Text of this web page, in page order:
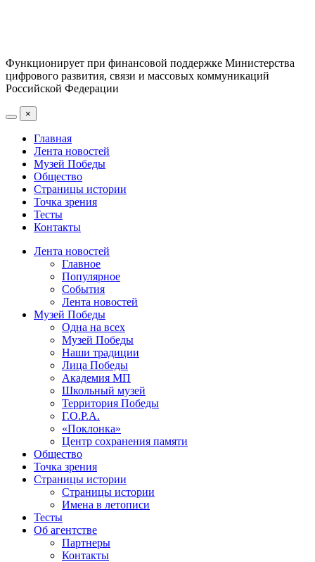
Функционирует при финансовой поддержке Министерства
цифрового развития, связи и массовых коммуникаций
Российской Федерации
×
Главная
Лента новостей
Музей Победы
Общество
Страницы истории
Точка зрения
Тесты
Контакты
Лента новостей
Главное
Популярное
События
Лента новостей
Музей Победы
Одна на всех
Музей Победы
Наши традиции
Лица Победы
Академия МП
Школьный музей
Территория Победы
Г.О.Р.А.
«Поклонка»
Центр сохранения памяти
Общество
Точка зрения
Страницы истории
Страницы истории
Имена в летописи
Тесты
Об агентстве
Партнеры
Контакты